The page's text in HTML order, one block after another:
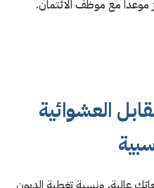
مع موظف الائتمان.
العشوائية